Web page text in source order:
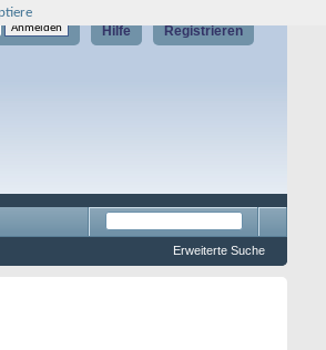
Registrieren
Hilfe
Erweiterte Suche